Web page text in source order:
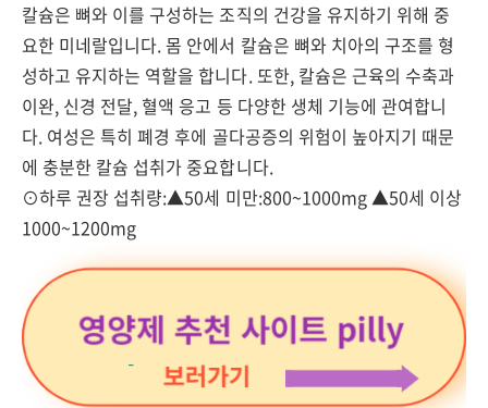
칼슘은 뼈와 이를 구성하는 조직의 건강을 유지하기 위해 중
요한 미네랄입니다. 몸 안에서 칼슘은 뼈와 치아의 구조를 형
성하고 유지하는 역할을 합니다. 또한, 칼슘은 근육의 수축과
이완, 신경 전달, 혈액 응고 등 다양한 생체 기능에 관여합니
다. 여성은 특히 폐경 후에 골다공증의 위험이 높아지기 때문
에 충분한 칼슘 섭취가 중요합니다.
⊙하루 권장 섭취량:▲50세 미만:800~1000mg ▲50세 이상
1000~1200mg